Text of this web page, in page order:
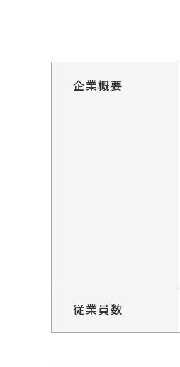
企業概要
従業員数